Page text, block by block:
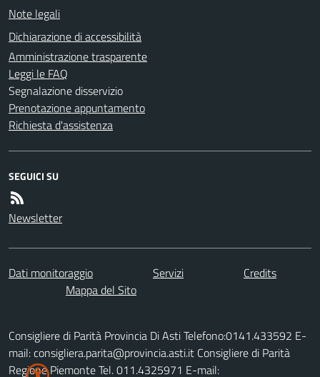
Note legali
Dichiarazione di accessibilità
Amministrazione trasparente
Leggi le FAQ
Segnalazione disservizio
Prenotazione appuntamento
Richiesta d'assistenza
SEGUICI SU
Newsletter
Dati monitoraggio Servizi
Credits
Mappa del Sito
Consigliere di Parità Provincia Di Asti Telefono:0141.433592 E-
mail: consigliera.parita@provincia.asti.it Consigliere di Parità
Regione Piemonte Tel. 011.4325971 E-mail: